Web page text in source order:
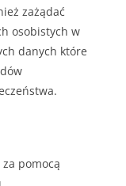
zażądać
osobistych w
danych które
pomocą